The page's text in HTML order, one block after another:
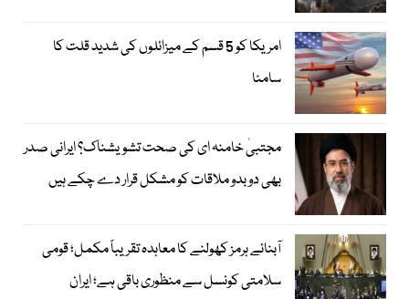
امریکا کو 5 قسم کے میزائلوں کی شدید قلت کا
سامنا
مجتبیٰ خامنہ ای کی صحت تشویشناک؟ ایرانی صدر
بھی دوبدو ملاقات کو مشکل قرار دے چکے ہیں
آبنائے ہرمز کھولنے کا معاہدہ تقریباً مکمل؛ قومی
سلامتی کونسل سے منظوری باقی ہے؛ ایران